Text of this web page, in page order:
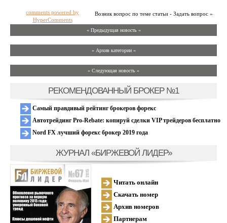
Возник вопрос по теме статьи - Задать вопрос »
comments powered by
HyperComments
« Предыдущая новость «
» Архив категории «
» Следующая новость »
РЕКОМЕНДОВАННЫЙ БРОКЕР №1
Самый правдивый рейтинг брокеров форекс
Автотрейдинг Pro-Rebate: копируй сделки VIP трейдеров бесплатно
Nord FX лучший форекс брокер 2019 года
ЖУРНАЛ «БИРЖЕВОЙ ЛИДЕР»
Читать онлайн
Скачать номер
Архив номеров
Партнерам